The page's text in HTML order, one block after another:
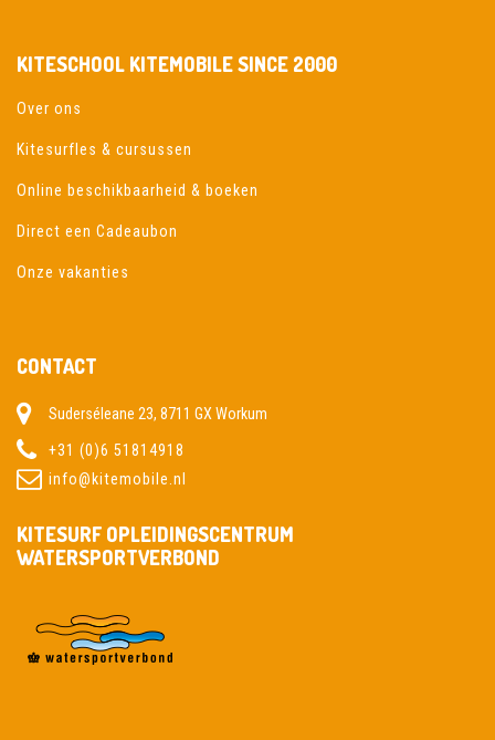
KITESCHOOL KITEMOBILE SINCE 2000
Over ons
Kitesurfles & cursussen
Online beschikbaarheid & boeken
Direct een Cadeaubon
Onze vakanties
CONTACT
Suderséleane 23, 8711 GX Workum
+31 (0)6 51814918
info@kitemobile.nl
KITESURF OPLEIDINGSCENTRUM
WATERSPORTVERBOND